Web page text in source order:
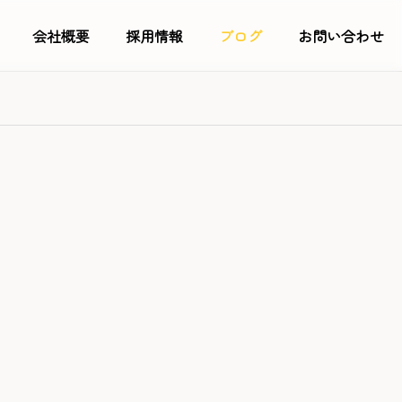
会社概要 採用情報 ブログ お問い合わせ